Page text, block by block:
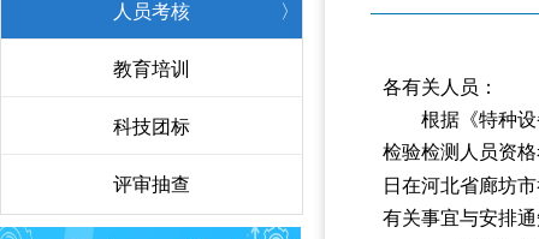
人员考核 〉
教育培训
科技团标
评审抽查
各有关人员：
根据《特种
检验检测人员资
日在河北省廊坊
有关事宜与安排